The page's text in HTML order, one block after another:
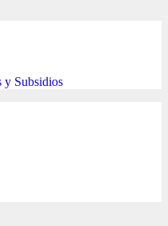
y Subsidios